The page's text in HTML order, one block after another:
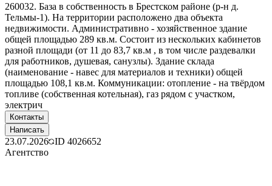
260032. База в собственность в Брестском районе (р-н д.
Тельмы-1). На территории расположено два объекта
недвижимости. Административно - хозяйственное здание
общей площадью 289 кв.м. Состоит из нескольких кабинетов
разной площади (от 11 до 83,7 кв.м , в том числе раздевалки
для работников, душевая, санузлы). Здание склада
(наименование - навес для материалов и техники) общей
площадью 108,1 кв.м. Коммуникации: отопление - на твёрдом
топливе (собственная котельная), газ рядом с участком,
электрич
Контакты
Написать
23.07.2026 ID 4026652
Агентство